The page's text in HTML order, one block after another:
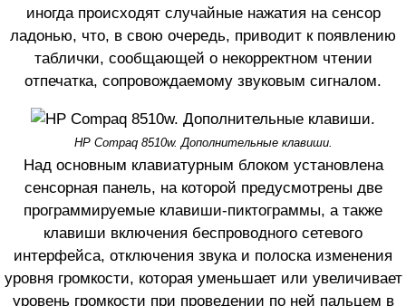
иногда происходят случайные нажатия на сенсор
ладонью, что, в свою очередь, приводит к появлению
таблички, сообщающей о некорректном чтении
отпечатка, сопровождаемому звуковым сигналом.
HP Compaq 8510w. Дополнительные клавиши.
Над основным клавиатурным блоком установлена
сенсорная панель, на которой предусмотрены две
программируемые клавиши-пиктограммы, а также
клавиши включения беспроводного сетевого
интерфейса, отключения звука и полоска изменения
уровня громкости, которая уменьшает или увеличивает
уровень громкости при проведении по ней пальцем в